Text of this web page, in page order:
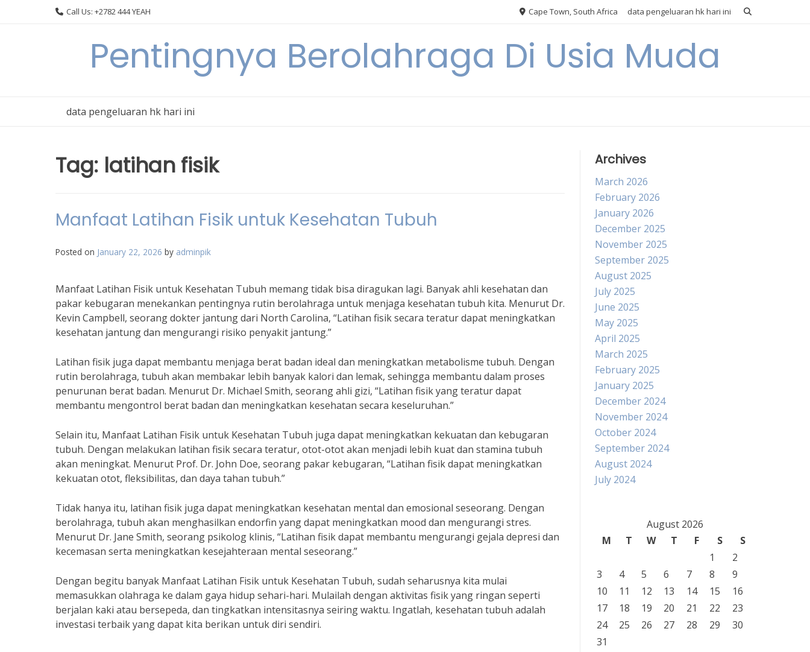
Call Us: +2782 444 YEAH Cape Town, South Africa data pengeluaran hk hari ini
Pentingnya Berolahraga Di Usia Muda
data pengeluaran hk hari ini
Tag: latihan fisik
Manfaat Latihan Fisik untuk Kesehatan Tubuh
Posted on January 22, 2026 by adminpik
Manfaat Latihan Fisik untuk Kesehatan Tubuh memang tidak bisa diragukan lagi. Banyak ahli kesehatan dan
pakar kebugaran menekankan pentingnya rutin berolahraga untuk menjaga kesehatan tubuh kita. Menurut Dr.
Kevin Campbell, seorang dokter jantung dari North Carolina, “Latihan fisik secara teratur dapat meningkatkan
kesehatan jantung dan mengurangi risiko penyakit jantung.”
Latihan fisik juga dapat membantu menjaga berat badan ideal dan meningkatkan metabolisme tubuh. Dengan
rutin berolahraga, tubuh akan membakar lebih banyak kalori dan lemak, sehingga membantu dalam proses
penurunan berat badan. Menurut Dr. Michael Smith, seorang ahli gizi, “Latihan fisik yang teratur dapat
membantu mengontrol berat badan dan meningkatkan kesehatan secara keseluruhan.”
Selain itu, Manfaat Latihan Fisik untuk Kesehatan Tubuh juga dapat meningkatkan kekuatan dan kebugaran
tubuh. Dengan melakukan latihan fisik secara teratur, otot-otot akan menjadi lebih kuat dan stamina tubuh
akan meningkat. Menurut Prof. Dr. John Doe, seorang pakar kebugaran, “Latihan fisik dapat meningkatkan
kekuatan otot, fleksibilitas, dan daya tahan tubuh.”
Tidak hanya itu, latihan fisik juga dapat meningkatkan kesehatan mental dan emosional seseorang. Dengan
berolahraga, tubuh akan menghasilkan endorfin yang dapat meningkatkan mood dan mengurangi stres.
Menurut Dr. Jane Smith, seorang psikolog klinis, “Latihan fisik dapat membantu mengurangi gejala depresi dan
kecemasan serta meningkatkan kesejahteraan mental seseorang.”
Dengan begitu banyak Manfaat Latihan Fisik untuk Kesehatan Tubuh, sudah seharusnya kita mulai
memasukkan olahraga ke dalam gaya hidup sehari-hari. Mulailah dengan aktivitas fisik yang ringan seperti
berjalan kaki atau bersepeda, dan tingkatkan intensitasnya seiring waktu. Ingatlah, kesehatan tubuh adalah
investasi terbaik yang dapat kita berikan untuk diri sendiri.
Archives
March 2026
February 2026
January 2026
December 2025
November 2025
September 2025
August 2025
July 2025
June 2025
May 2025
April 2025
March 2025
February 2025
January 2025
December 2024
November 2024
October 2024
September 2024
August 2024
July 2024
August 2026
M
T W T F S
S
1
2
3
4 5 6 7 8
9
10
11 12 13 14 15
16
17
18 19 20 21 22
23
24
25 26 27 28 29
30
31